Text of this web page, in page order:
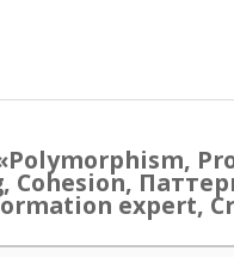
Cohesion,
expert,